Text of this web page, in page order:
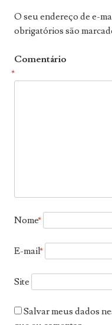
O seu endereço de e-
obrigatórios são
Comentário
*
Nome*
E-mail*
Site
Salvar meus dados